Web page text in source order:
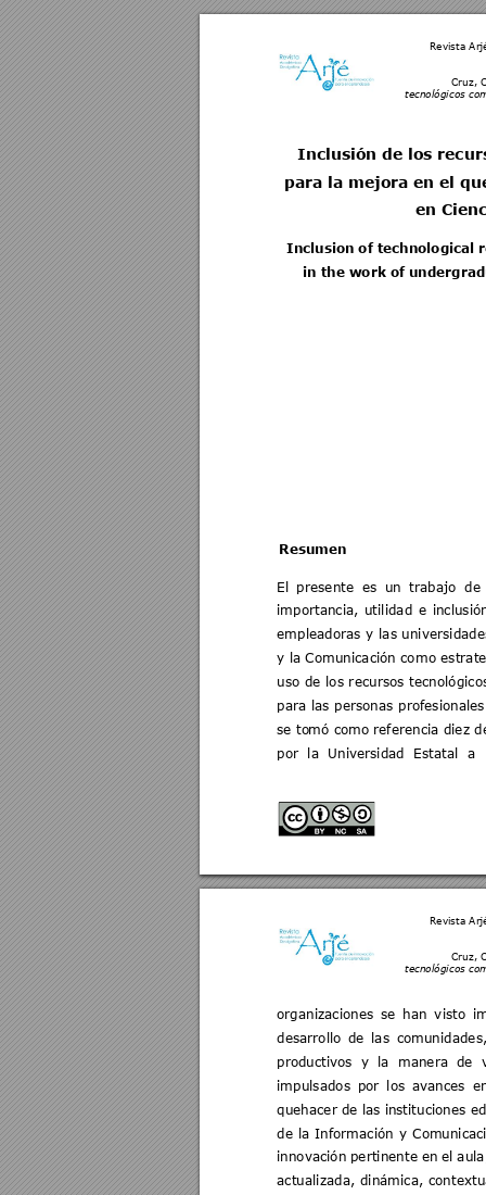
Revista
Cruz,
tecnológicos
Inclusión de los
para la mejora en el
en
Inclusion of technological
in the work of
Resumen
El presente es un trabajo de
importancia, utilidad e
empleadoras y las unive
y la Comunicación como
uso de los recursos t
para las personas
se tomó como referencia diez
por la Universidad Estatal a
Revista
Cruz,
tecnológicos
organizaciones se han visto
desarrollo de las
productivos
y la manera de
impulsados por los avances e
quehacer de las instituciones
de la Información y Com
innovación pertinente en el
actualizada, dinámica,